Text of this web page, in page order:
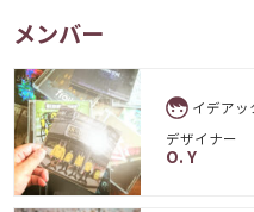
メンバー
イデアッ
デザイナー
O. Y